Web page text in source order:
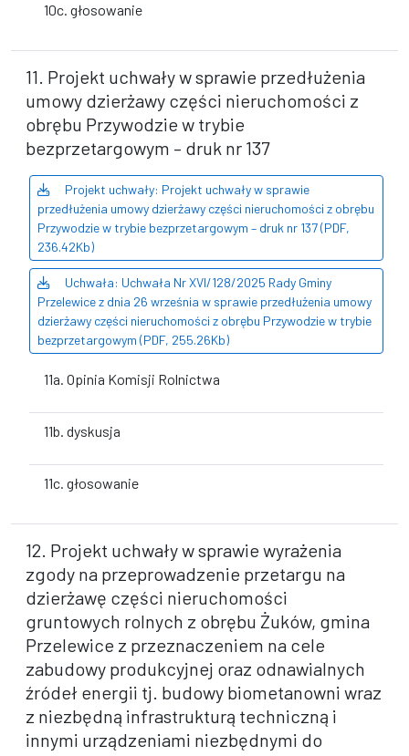
10c. głosowanie
11. Projekt uchwały w sprawie przedłużenia
umowy dzierżawy części nieruchomości z
obrębu Przywodzie w trybie
bezprzetargowym – druk nr 137
Projekt uchwały: Projekt uchwały w sprawie
przedłużenia umowy dzierżawy części nieruchomości z obrębu
Przywodzie w trybie bezprzetargowym – druk nr 137 (PDF,
236.42Kb)
Uchwała: Uchwała Nr XVI/128/2025 Rady Gminy
Przelewice z dnia 26 września w sprawie przedłużenia umowy
dzierżawy części nieruchomości z obrębu Przywodzie w trybie
bezprzetargowym (PDF, 255.26Kb)
11a. Opinia Komisji Rolnictwa
11b. dyskusja
11c. głosowanie
12. Projekt uchwały w sprawie wyrażenia
zgody na przeprowadzenie przetargu na
dzierżawę części nieruchomości
gruntowych rolnych z obrębu Żuków, gmina
Przelewice z przeznaczeniem na cele
zabudowy produkcyjnej oraz odnawialnych
źródeł energii tj. budowy biometanowni wraz
z niezbędną infrastrukturą techniczną i
innymi urządzeniami niezbędnymi do